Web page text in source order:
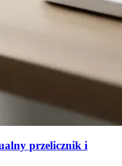
przelicznik i